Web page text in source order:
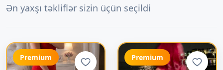
Ən yaxşı təkliflər sizin üçün seçildi
Premium Premium